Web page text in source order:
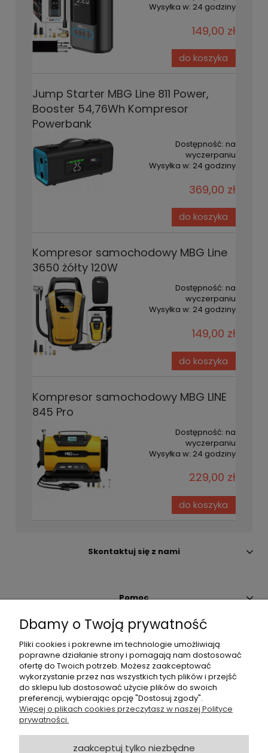
Wysyłka w: 24 godziny
149,00 zł
do koszyka
Jump Starter MBG Line 811 Power,
Booster 54,76Wh Kompresor
Powerbank
Dostępność: na
wyczerpaniu
Wysyłka w: 24 godziny
369,00 zł
do koszyka
Kompresor samochodowy MBG Line
3650 żółty 120W
Dostępność: na
wyczerpaniu
Wysyłka w: 24 godziny
149,00 zł
do koszyka
Kompresor samochodowy MBG LINE
845 Pro
Dostępność: na
wyczerpaniu
Wysyłka w: 24 godziny
229,00 zł
do koszyka
Skontaktuj się z nami
Pomoc
Moje konto
Płatności i dostawa
O nas
Zapisz się do Newslettera
Dbamy o Twoją prywatność
Pliki cookies i pokrewne im technologie umożliwiają
poprawne działanie strony i pomagają nam dostosować
ofertę do Twoich potrzeb. Możesz zaakceptować
wykorzystanie przez nas wszystkich tych plików i przejść
do sklepu lub dostosować użycie plików do swoich
preferencji, wybierając opcję "Dostosuj zgody".
Więcej o plikach cookies przeczytasz w naszej Polityce
prywatności.
zaakceptuj tylko niezbędne